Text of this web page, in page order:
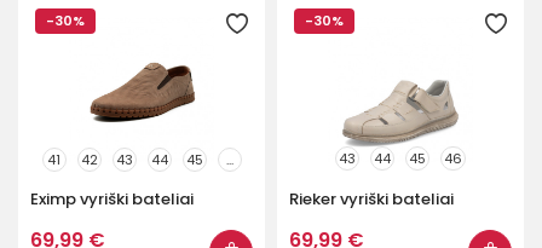
-30%
41 42 43 44 45 ...
Eximp vyriški bateliai
69,99 €
-30%
43 44 45 46
Rieker vyriški bateliai
69,99 €